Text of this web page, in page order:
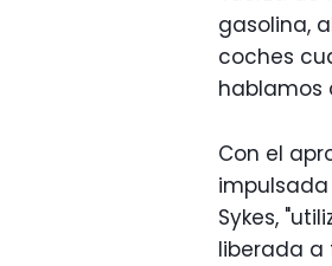
gasolina,
coches
hablamos
Con el
Sykes,
liberada a